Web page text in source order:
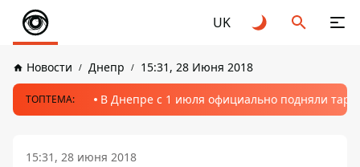
UK
Новости Днепр 15:31, 28 Июня 2018
ТОПТЕМА: В Днепре с 1 июля официально подняли
15:31, 28 июня 2018